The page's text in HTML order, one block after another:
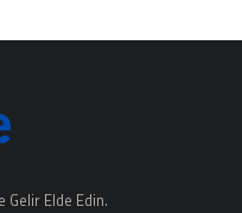
Gelir Elde Edin.